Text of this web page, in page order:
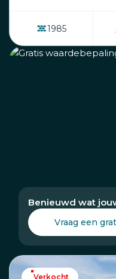
1985
Benieuwd wat
Vraag een
Verkocht